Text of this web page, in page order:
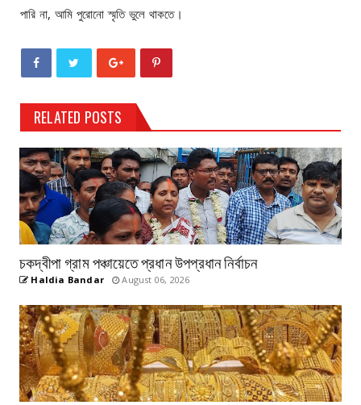
পারি না, আমি পুরোনো স্মৃতি ভুলে থাকতে।
RELATED POSTS
চকদ্বীপা গ্রাম পঞ্চায়েতে প্রধান উপপ্রধান নির্বাচন
Haldia Bandar August 06, 2026